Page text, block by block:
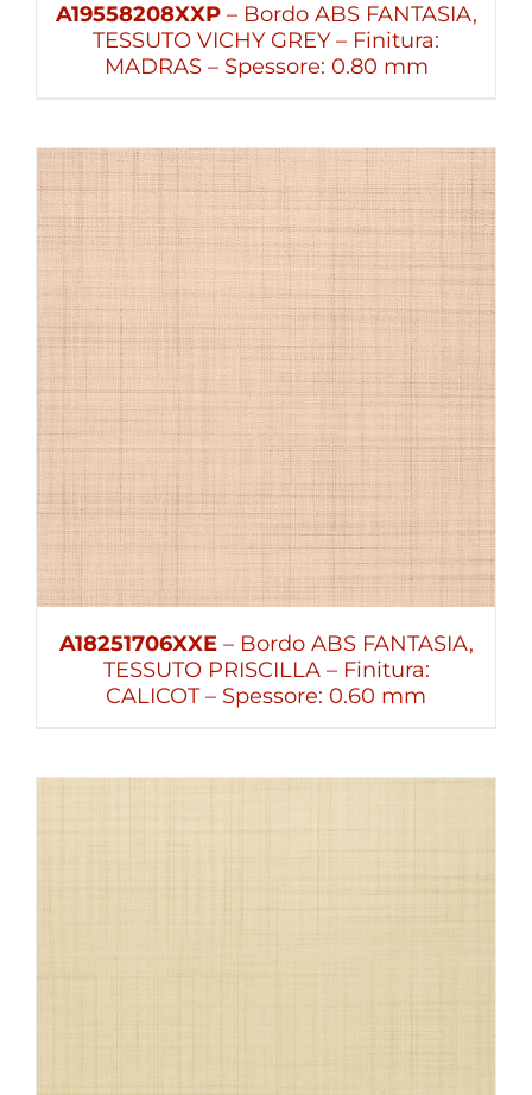
A19558208XXP – Bordo ABS FANTASIA,
TESSUTO VICHY GREY – Finitura:
MADRAS – Spessore: 0.80 mm
A18251706XXE– Bordo ABS FANTASIA,
TESSUTO PRISCILLA – Finitura:
CALICOT – Spessore: 0.60 mm